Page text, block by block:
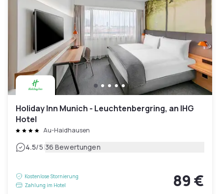
Holiday Inn Munich - Leuchtenbergring, an IHG
Hotel
Au-Haidhausen
4.5/5|36 Bewertungen
Kostenlose Stornierung
Zahlung im Hotel
89 €